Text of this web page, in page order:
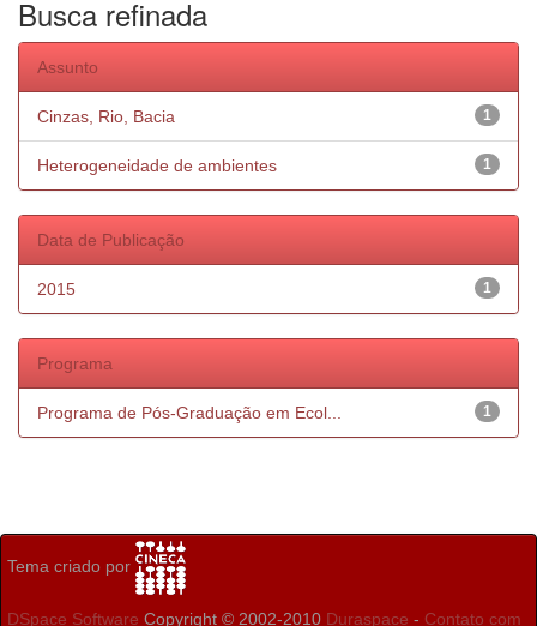
Busca refinada
Assunto
1
Cinzas, Rio, Bacia
1
Heterogeneidade de ambientes
Data de Publicação
1
2015
Programa
1
Programa de Pós-Graduação em Ecol...
Tema criado por
DSpace Software Copyright © 2002-2010 Duraspace - Contato com